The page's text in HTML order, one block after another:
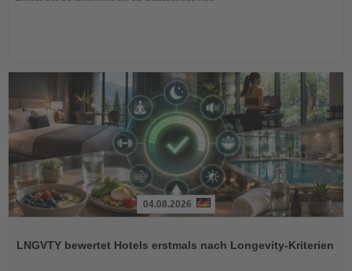
die
04.08.2026
LNGVTY bewertet Hotels erstmals nach Longevity-Kriterien